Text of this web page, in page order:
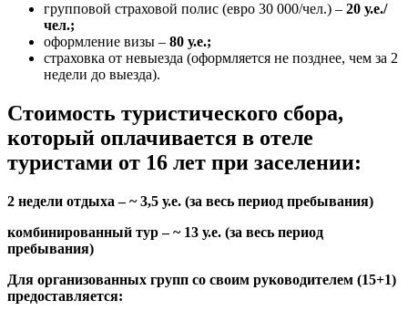
групповой страховой полис (евро 30 000/чел.) – 20 у.е./
чел.;
оформление визы – 80 у.е.;
страховка от невыезда (оформляется не позднее, чем за 2
недели до выезда).
Стоимость туристического сбора,
который оплачивается в отеле
туристами от 16 лет при заселении:
2 недели отдыха – ~3,5 у.е. (за весь период пребывания)
комбинированный тур – ~ 13 у.е. (за весь период
пребывания)
Для организованных групп со своим руководителем (15+1)
предоставляется: